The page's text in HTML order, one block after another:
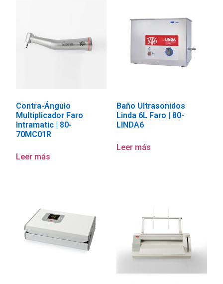
Contra-Ángulo
Multiplicador Faro
Intramatic | 80-
70MC01R
Leer más
Baño Ultrasonidos
Linda 6L Faro | 80-
LINDA6
Leer más